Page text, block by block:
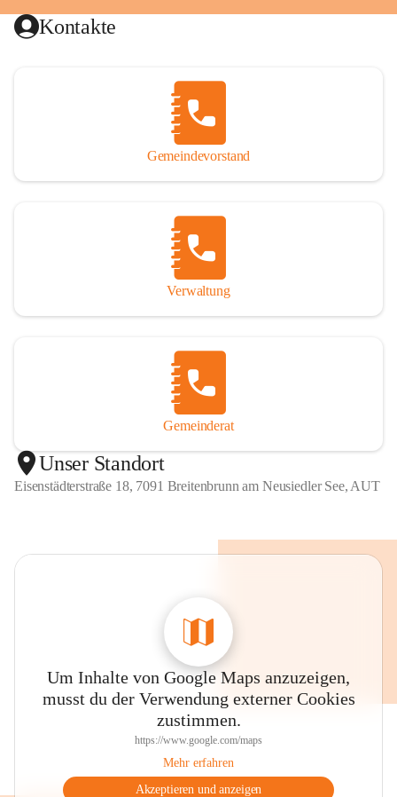
Kontakte
Gemeindevorstand
Verwaltung
Gemeinderat
Unser Standort
Eisenstädterstraße 18, 7091 Breitenbrunn am Neusiedler See, AUT
Um Inhalte von Google Maps anzuzeigen,
musst du der Verwendung externer Cookies
zustimmen.
https://www.google.com/maps
Mehr erfahren
Akzeptieren und anzeigen